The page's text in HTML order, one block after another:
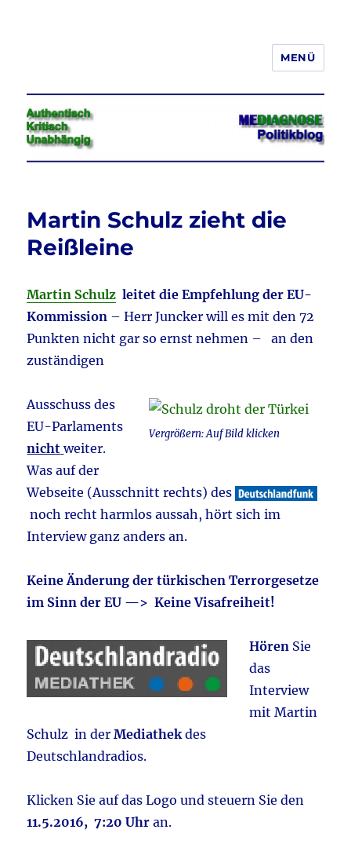
Jeder hat das Recht, seine
Meinung in Wort, Schrift und Bild
frei zu äußern und zu verbreiten
MENÜ
Martin Schulz zieht die
Reißleine
Martin Schulz leitet die Empfehlung der EU-
Kommission – Herr Juncker will es mit den 72
Punkten nicht gar so ernst nehmen – an den
zuständigen
Vergrößern: Auf Bild klicken
Ausschuss des
EU-Parlaments
nicht weiter.
Was auf der
Webseite (Ausschnitt rechts) des
noch recht harmlos aussah, hört sich im
Interview ganz anders an.
Keine Änderung der türkischen Terrorgesetze
im Sinn der EU —> Keine Visafreiheit!
Hören Sie
das
Interview
mit Martin
Schulz in derMediathekdes
Deutschlandradios.
Klicken Sie auf das Logo und steuern Sie den
11.5.2016, 7:20 Uhr an.